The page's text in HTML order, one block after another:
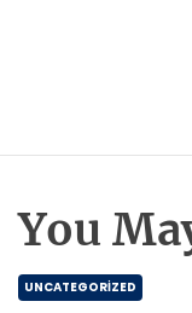
You
UNCATEGORIZED